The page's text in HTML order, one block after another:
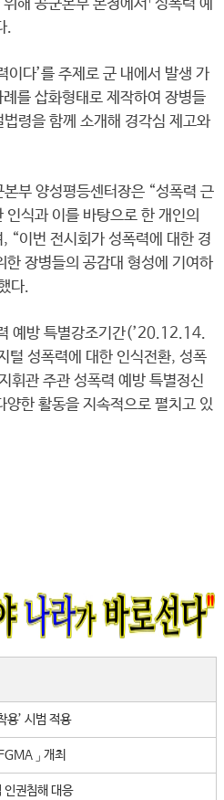
해 공군본부 본청에서「성폭력 예
.
이다’를 주제로 군 내에서 발생 가
를 삽화형태로 제작하여 장병들
령을 함께 소개해 경각심 제고와
부 양성평등센터장은 “성폭력 근
식과 이를 바탕으로 한 개인의
“이번 전시회가 성폭력에 대한 경
한 장병들의 공감대 형성에 기여하
다.
예방 특별강조기간(’20.12.14.
성폭력에 대한 인식전환, 성폭
휘관 주관 성폭력 예방 특별정신
양한 활동을 지속적으로 펼치고 있
용’ 시범 적용
」 개최
권침해 대응